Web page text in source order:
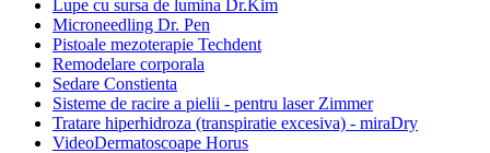
Lupe cu sursa de lumina Dr.Kim
Microneedling Dr. Pen
Pistoale mezoterapie Techdent
Remodelare corporala
Sedare Constienta
Sisteme de racire a pielii - pentru laser Zimmer
Tratare hiperhidroza (transpiratie excesiva) - miraDry
VideoDermatoscoape Horus